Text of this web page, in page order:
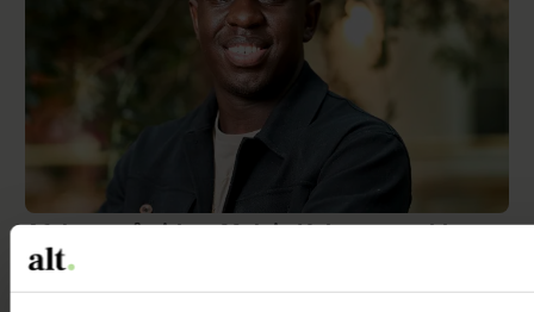
opsigt i nyt job